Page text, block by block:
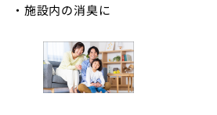
・施設内の消臭に